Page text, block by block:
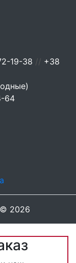
19-38 // +38
64
2026